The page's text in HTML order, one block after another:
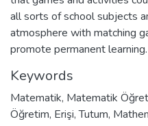
all sorts of school subjects
atmosphere with matching
promote permanent learning.
Keywords
Matematik, Matematik
Öğretim, Erişi,Tutum,